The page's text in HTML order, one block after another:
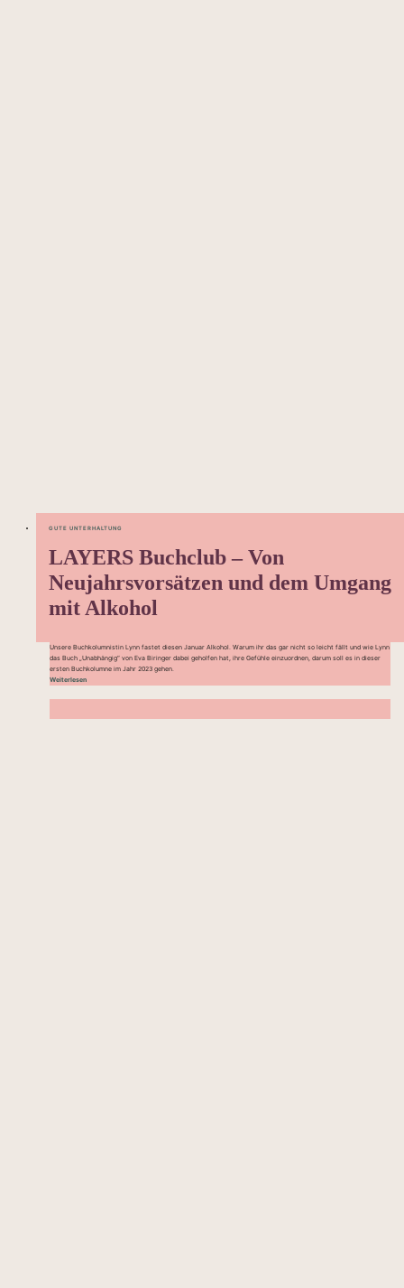
GUTE UNTERHALTUNG
LAYERS Buchclub – Von
Neujahrsvorsätzen und dem Umgang
mit Alkohol
Unsere Buchkolumnistin Lynn fastet diesen Januar Alkohol. Warum ihr das gar nicht so leicht fällt und wie Lynn
das Buch „Unabhängig“ von Eva Biringer dabei geholfen hat, ihre Gefühle einzuordnen, darum soll es in dieser
ersten Buchkolumne im Jahr 2023 gehen.
Weiterlesen